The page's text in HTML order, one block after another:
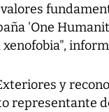
'One
y
representante